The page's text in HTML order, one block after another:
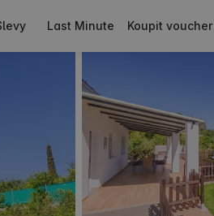
Last Minute Koupit voucher